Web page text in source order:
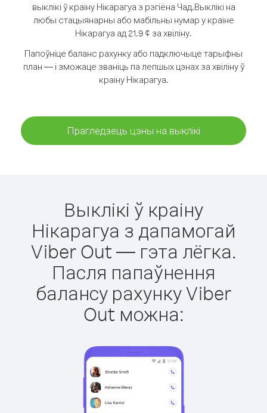
выклікі ў краіну Нікарагуа з рэгіёна Чад.Выклікі на
любы стацыянарны або мабільны нумар у краіне
Нікарагуа ад 21.9 ¢ за хвіліну.
Папоўніце баланс рахунку або падключыце тарыфны
план — і зможаце званіць па лепшых цэнах за хвіліну ў
краіну Нікарагуа.
Прагледзець цэны на выклікі
Выклікі ў краіну
Нікарагуа з дапамогай
Viber Out — гэта лёгка.
Пасля папаўнення
балансу рахунку Viber
Out можна: